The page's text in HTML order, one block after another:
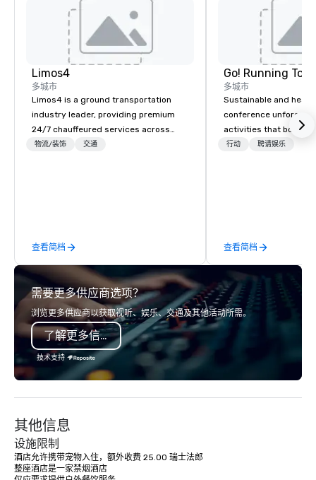
Limos4
多城市
Limos4 is a ground transportation
industry leader, providing premium
24/7 chauffeured services across
200+ cities, 60+ countries and 250+
Switzerland, and running seamlessly
for more than a decade, Limos4
enables travelers to reliably arrange
their journeys throughout the world in
minutes, whatever chauffeured
vehicle type they wish to use.
Limos4’s mission is constantly raising
the quality of chauffeured service
worldwide through state-of-the-art
technologies, human touch and
advanced quality assurance protocol.
include airport transfers, cruise port
transfers, roadshows, long distance
rides and event transportation
service. Livery solutions, ride
物流/装饰 交通
查看简档
Go! Running
多城市
Sustainable and
conference
activities that boost
lower carbon
行动 聘请娱乐
查看简档
需要更多供应商选项？
浏览更多供应商以获取视听、娱乐、交通及其他活动所需。
了解更多信息
技术支持
其他信息
设施限制
酒店允许携带宠物入住，额外收费 25.00 瑞士法郎
整座酒店是一家禁烟酒店